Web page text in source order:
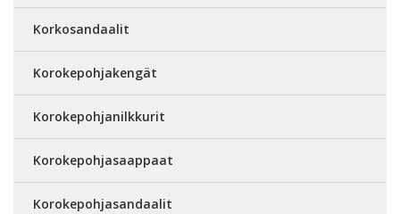
Korkosandaalit
Korokepohjakengät
Korokepohjanilkkurit
Korokepohjasaappaat
Korokepohjasandaalit